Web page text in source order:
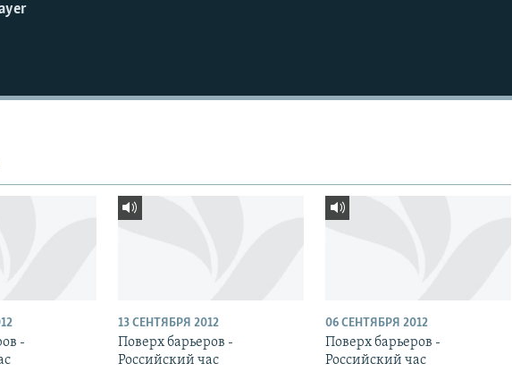
-
13 СЕНТЯБРЯ 2012
Поверх барьеров -
Российский час
06 СЕНТЯБРЯ 2012
Поверх барьеров -
Российский час